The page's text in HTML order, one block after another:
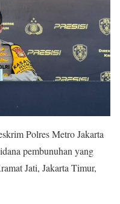
Polres Metro Jakarta
pembunuhan yang
Jati, Jakarta Timur,